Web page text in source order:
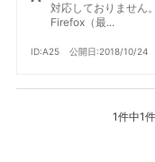
対応しておりません
Firefox（最...
ID:A25 公開日:2018/10/24
1件中1